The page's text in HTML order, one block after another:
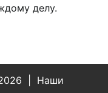
делу.
| Наши